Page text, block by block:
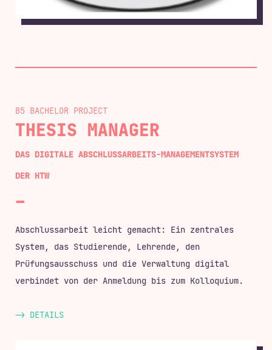
B5 BACHELOR
THESIS MANAGER
DAS DIGITALE ABSCHLUSSARBEITS-MANAGEMENTSYSTEM
DER HTW
Abschlussarbeit leicht gemacht: Ein zentrales
System, das Studierende, Lehrende, den
Prüfungsausschuss und die Verwaltung digital
verbindet von der Anmeldung bis zum Kolloquium.
-> DETAILS